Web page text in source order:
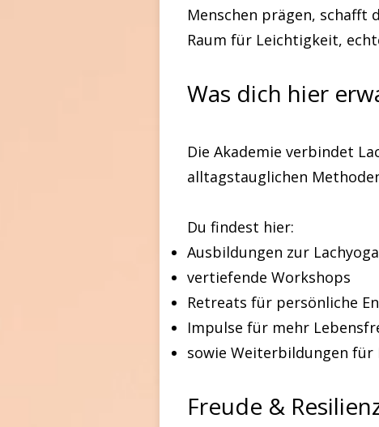
Menschen prägen, schafft
Raum für Leichtigkeit,
Was dich hier
Die Akademie verbindet
alltagstauglichen
Du findest hier:
Ausbildungen zur
vertiefende Workshops
Retreats für persönliche
Impulse für mehr
sowie Weiterbildungen für
Freude &